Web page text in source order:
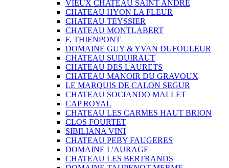
VIEUX CHATEAU SAINT ANDRE
CHATEAU HYON LA FLEUR
CHATEAU TEYSSIER
CHATEAU MONTLABERT
F. THIENPONT
DOMAINE GUY & YVAN DUFOULEUR
CHATEAU SUDUIRAUT
CHATEAU DES LAURETS
CHATEAU MANOIR DU GRAVOUX
LE MARQUIS DE CALON SEGUR
CHATEAU SOCIANDO MALLET
CAP ROYAL
CHATEAU LES CARMES HAUT BRION
CLOS FOURTET
SIBILIANA VINI
CHATEAU PEBY FAUGERES
DOMAINE L'AURAGE
CHATEAU LES BERTRANDS